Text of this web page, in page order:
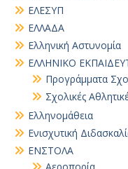
ΕΛΕΣΥΠ
ΕΛΛΑΔΑ
Ελληνική Αστυνομία
ΕΛΛΗΝΙΚΟ
Προγράμματα
Σχολικές
Ελληνομάθεια
Ενισχυτική
ΕΝΣΤΟΛΑ